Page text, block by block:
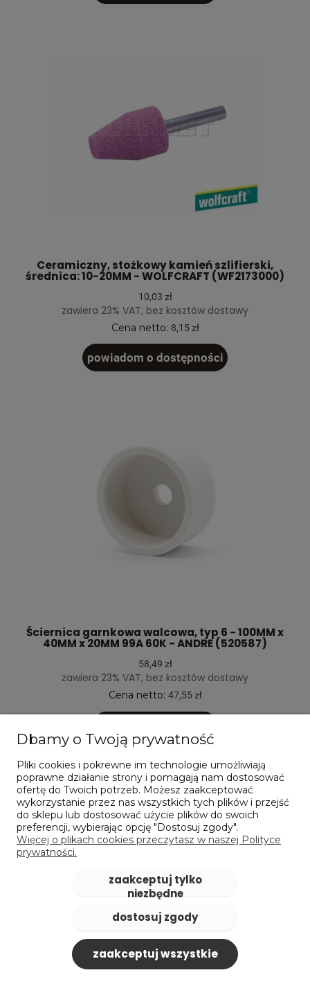
Ceramiczny, stożkowy kamień szlifierski,
średnica: 10-20MM - WOLFCRAFT (WF2173000)
10,03 zł
zawiera 23% VAT, bez kosztów dostawy
Cena netto: 8,15 zł
powiadom o dostępności
Ściernica garnkowa walcowa, typ 6 - 100MM x
40MM x 20MM 99A 60K - ANDRE (520587)
58,49 zł
zawiera 23% VAT, bez kosztów dostawy
Cena netto: 47,55 zł
Dbamy o Twoją prywatność
Pliki cookies i pokrewne im technologie umożliwiają
poprawne działanie strony i pomagają nam dostosować
ofertę do Twoich potrzeb. Możesz zaakceptować
wykorzystanie przez nas wszystkich tych plików i przejść
do sklepu lub dostosować użycie plików do swoich
preferencji, wybierając opcję "Dostosuj zgody".
Więcej o plikach cookies przeczytasz w naszej Polityce
prywatności.
zaakceptuj tylko
niezbędne
dostosuj zgody
zaakceptuj wszystkie